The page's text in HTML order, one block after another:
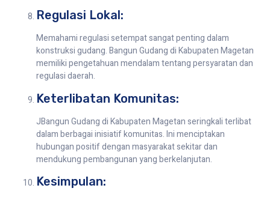
Regulasi Lokal:
Memahami regulasi setempat sangat penting dalam
konstruksi gudang. Bangun Gudang di Kabupaten Magetan
memiliki pengetahuan mendalam tentang persyaratan dan
regulasi daerah.
Keterlibatan Komunitas:
JBangun Gudang di Kabupaten Magetan seringkali terlibat
dalam berbagai inisiatif komunitas. Ini menciptakan
hubungan positif dengan masyarakat sekitar dan
mendukung pembangunan yang berkelanjutan.
Kesimpulan: